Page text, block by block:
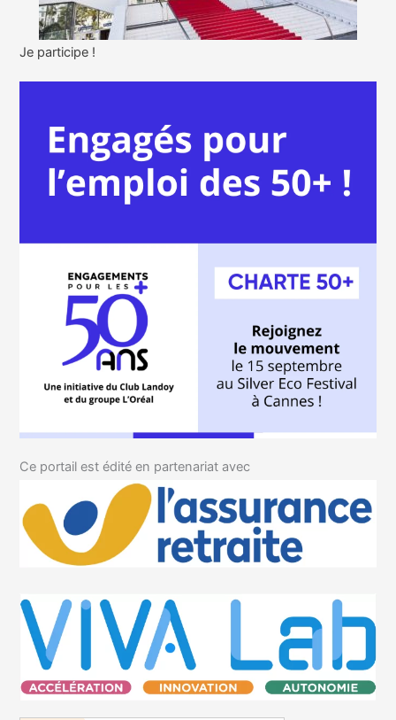
Je participe !
Ce portail est édité en partenariat avec